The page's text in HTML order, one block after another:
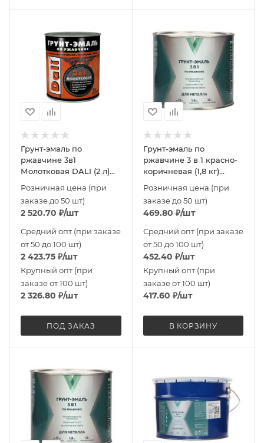
Грунт-эмаль по
ржавчине 3в1
Молотковая DALI (2 л)
Розничная цена (при
заказе до 50 шт)
2 520.70 ₽/шт
Средний опт (при заказе
от 50 до 100 шт)
2 423.75 ₽/шт
Крупный опт (при
заказе от 100 шт)
2 326.80 ₽/шт
ПОД ЗАКАЗ
Грунт-эмаль по
ржавчине 3 в 1 красно-
коричневая (1,8 кг)
Розничная цена (при
заказе до 50 шт)
469.80 ₽/шт
Средний опт (при заказе
от 50 до 100 шт)
452.40 ₽/шт
Крупный опт (при
заказе от 100 шт)
417.60 ₽/шт
В КОРЗИНУ